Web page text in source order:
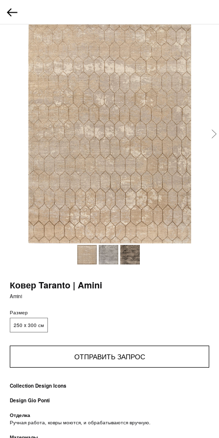
Ковер Taranto | Amini
Amini
Размер
250 x 300 см
ОТПРАВИТЬ ЗАПРОС
Collection Design Icons
Design Gio Ponti
Отделка
Ручная работа, ковры моются, и обрабатываются вручную.